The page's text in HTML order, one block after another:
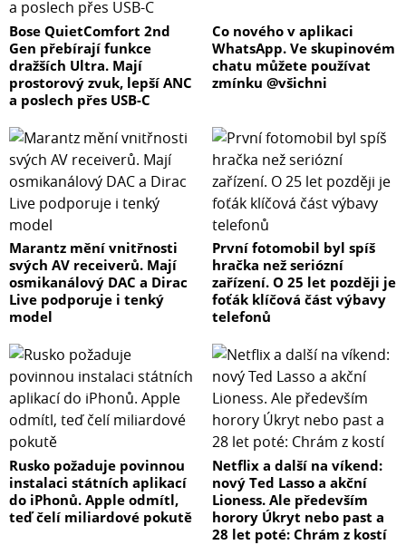
Bose QuietComfort 2nd
Gen přebírají funkce
dražších Ultra. Mají
prostorový zvuk, lepší ANC
a poslech přes USB-C
Co nového v aplikaci
WhatsApp. Ve skupinovém
chatu můžete používat
zmínku @všichni
Marantz mění vnitřnosti
svých AV receiverů. Mají
osmikanálový DAC a Dirac
Live podporuje i tenký
model
První fotomobil byl spíš
hračka než seriózní
zařízení. O 25 let později je
foťák klíčová část výbavy
telefonů
Rusko požaduje povinnou
instalaci státních aplikací
do iPhonů. Apple odmítl,
teď čelí miliardové pokutě
Netflix a další na víkend:
nový Ted Lasso a akční
Lioness. Ale především
horory Úkryt nebo past a
28 let poté: Chrám z kostí